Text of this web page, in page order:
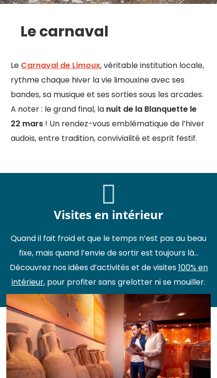
Le carnaval
Le Carnaval de Limoux, véritable institution locale,
rythme chaque hiver la vie limouxine avec ses
bandes, sa musique et ses sorties sous les arcades.
A noter : le grand final, la nuit de la Blanquette le
22 mars ! Un rendez-vous emblématique de l’hiver
audois, entre tradition, convivialité et esprit festif.
Visites en intérieur
Quand il fait froid et que le temps n’est pas au beau
fixe, mais quand l’envie de sortir est toujours là...
Découvrez nos idées d’activités et de visites100% en
intérieur, pour profiter sans grelotter ni se mouiller.